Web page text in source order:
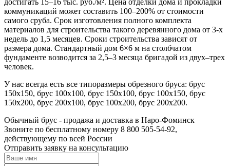
коммуникаций может составить 100–200% от стоимости
самого сруба. Срок изготовления полного комплекта
материалов для строительства такого деревянного дома от 3-х
недель до 1,5 месяцев. Сроки строительства зависят от
размера дома. Стандартный дом 6×6 м на столбчатом
фундаменте возводится за 2,5–3 месяца бригадой из двух–трех
человек.
У нас всегда есть все типоразмеры обрезного бруса: брус
150х150, брус 100х100, брус 150х100, брус 100х150, брус
150х200, брус 200х100, брус 100х200, брус 200х200.
Обычный брус - продажа и доставка в Наро-Фоминск
Звоните по бесплатному номеру 8 800 505-54-92,
действующему по всей России
Отправить заявку на консультацию